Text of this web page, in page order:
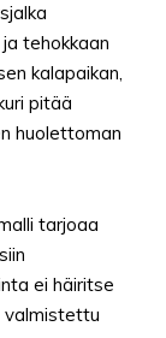
tehokkaan
kalapaikan,
pitää
huolettoman
tarjoaa
ei häiritse
valmistettu